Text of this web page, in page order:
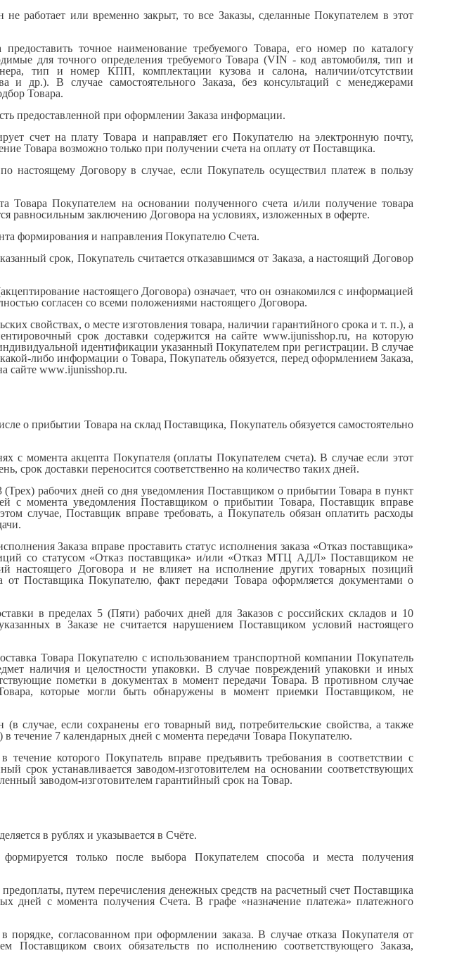
не работает или временно закрыт, то все Заказы, сделанные Покупателем в этот
точное наименование требуемого Товара, его номер по каталогу
для точного определения требуемого Товара (VIN - код автомобиля, тип и
тип и номер КПП, комплектации кузова и салона, наличии/отсутствии
и др.). В случае самостоятельного Заказа, без консультаций с менеджерами
Товара.
предоставленной при оформлении Заказа информации.
счет на плату Товара и направляет его Покупателю на электронную почту,
Товара возможно только при получении счета на оплату от Поставщика.
настоящему Договору в случае, если Покупатель осуществил платеж в пользу
Покупателем на основании полученного счета и/или получение товара
равносильным заключению Договора на условиях, изложенных в оферте.
формирования и направления Покупателю Счета.
срок, Покупатель считается отказавшимся от Заказа, а настоящий Договор
настоящего Договора) означает, что он ознакомился с информацией
согласен со всеми положениями настоящего Договора.
свойствах, о месте изготовления товара, наличии гарантийного срока и т. п.), а
срок доставки содержится на сайте www.ijunisshop.ru, на которую
идентификации указанный Покупателем при регистрации. В случае
либо информации о Товара, Покупатель обязуется, перед оформлением Заказа,
сайте www.ijunisshop.ru.
о прибытии Товара на склад Поставщика, Покупатель обязуется самостоятельно
с момента акцепта Покупателя (оплаты Покупателем счета). В случае если этот
срок доставки переносится соответственно на количество таких дней.
(Трех) рабочих дней со дня уведомления Поставщиком о прибытии Товара в пункт
с момента уведомления Поставщиком о прибытии Товара, Поставщик вправе
случае, Поставщик вправе требовать, а Покупатель обязан оплатить расходы
Заказа вправе проставить статус исполнения заказа «Отказ поставщика»
со статусом «Отказ поставщика» и/или «Отказ МТЦ АДЛ» Поставщиком не
настоящего Договора и не влияет на исполнение других товарных позиций
от Поставщика Покупателю, факт передачи Товара оформляется документами о
в пределах 5 (Пяти) рабочих дней для Заказов с российских складов и 10
в Заказе не считается нарушением Поставщиком условий настоящего
Товара Покупателю с использованием транспортной компании Покупатель
наличия и целостности упаковки. В случае повреждений упаковки и иных
пометки в документах в момент передачи Товара. В противном случае
которые могли быть обнаружены в момент приемки Поставщиком, не
случае, если сохранены его товарный вид, потребительские свойства, а также
течение 7 календарных дней с момента передачи Товара Покупателю.
которого Покупатель вправе предъявить требования в соответствии с
срок устанавливается заводом-изготовителем на основании соответствующих
заводом-изготовителем гарантийный срок на Товар.
в рублях и указывается в Счёте.
только после выбора Покупателем способа и места получения
путем перечисления денежных средств на расчетный счет Поставщика
дней с момента получения Счета. В графе «назначение платежа» платежного
порядке, согласованном при оформлении заказа. В случае отказа Покупателя от
своих обязательств по исполнению соответствующего Заказа,